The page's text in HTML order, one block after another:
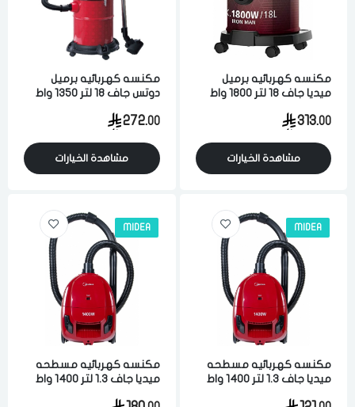
مكنسه كهربائيه برميل
ميديا جاف 18 لتر 1800 واط
313.00
مشاهدة الخيارات
مكنسه كهربائيه برميل
دوتس جاف 18 لتر 1350 واط
اسود272.00
مشاهدة الخيارات
MIDEA
مكنسه كهربائيه مسطحه
ميديا جاف 1.3 لتر 1400 واط
MIDEA
مكنسه كهربائيه مسطحه
ميديا جاف 1.3 لتر 1400 واط